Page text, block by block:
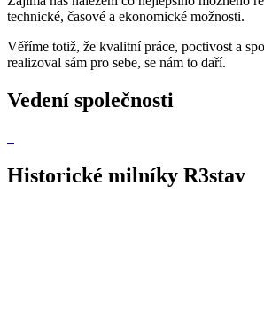
technické, časové a ekonomické možnosti.
Věříme totiž, že kvalitní práce, poctivost a
realizoval sám pro sebe, se nám to daří.
Vedení společnosti
Historické milníky R3stav